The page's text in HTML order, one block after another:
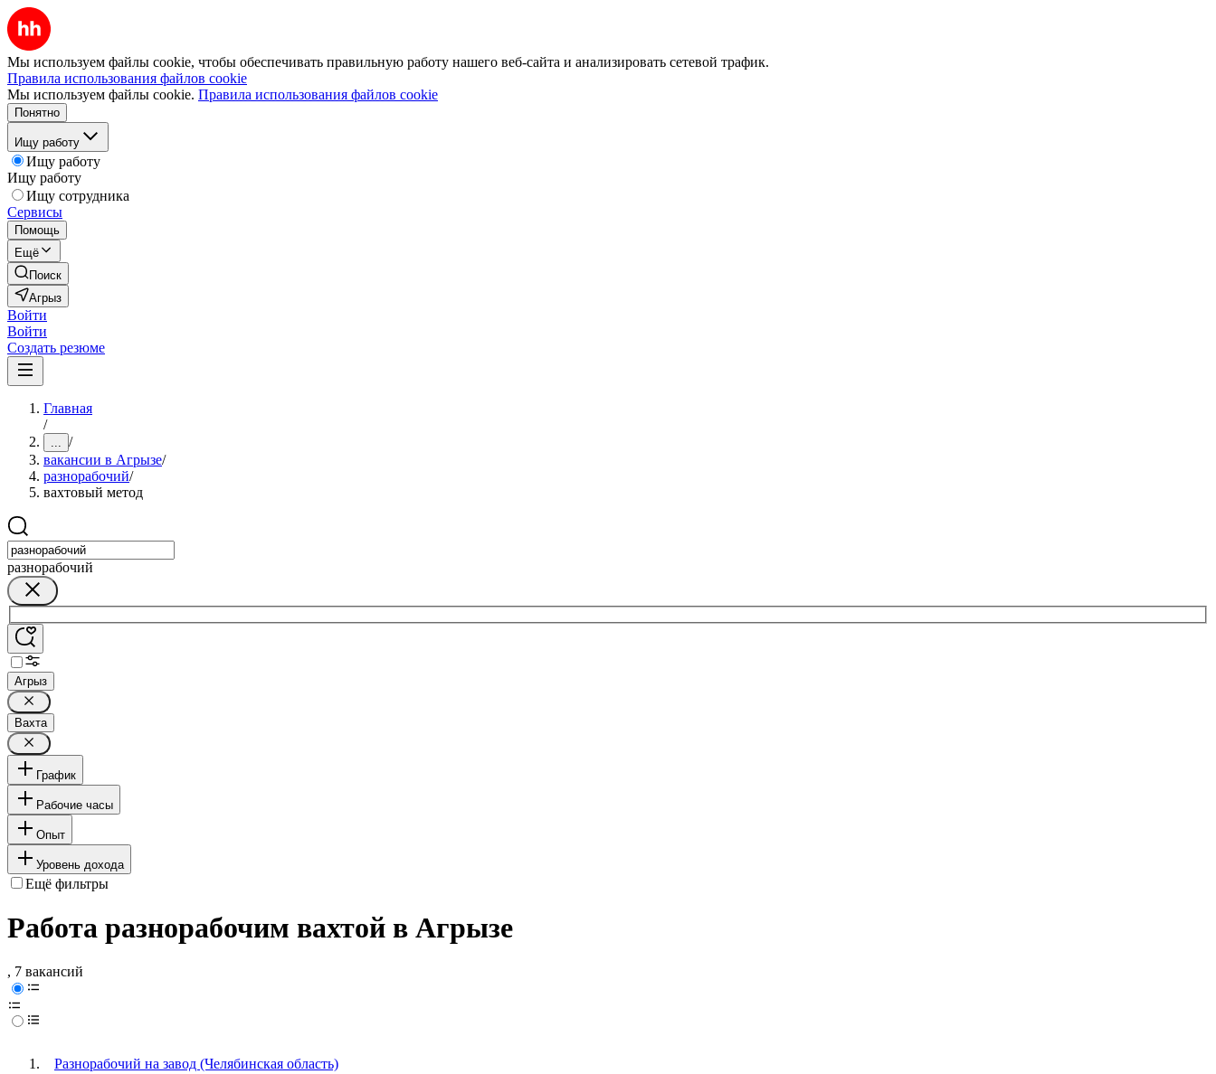
Мы используем файлы cookie, чтобы обеспечивать правильную работу нашего веб-сайта и анализировать сетевой трафик.
Правила использования файлов cookie
Мы используем файлы cookie. Правила использования файлов cookie
Понятно
Ищу работу
Ищу работу
Ищу работу
Ищу сотрудника
Сервисы
Помощь
Ещё
Поиск
Агрыз
Войти
Войти
Создать резюме
Главная
/
... /
вакансии в Агрызе/
разнорабочий/
вахтовый метод
разнорабочий
Агрыз
Вахта
График
Рабочие часы
Опыт
Уровень дохода
Ещё фильтры
Работа разнорабочим вахтой в Агрызе
, 7 вакансий
Разнорабочий на завод (Челябинская область)